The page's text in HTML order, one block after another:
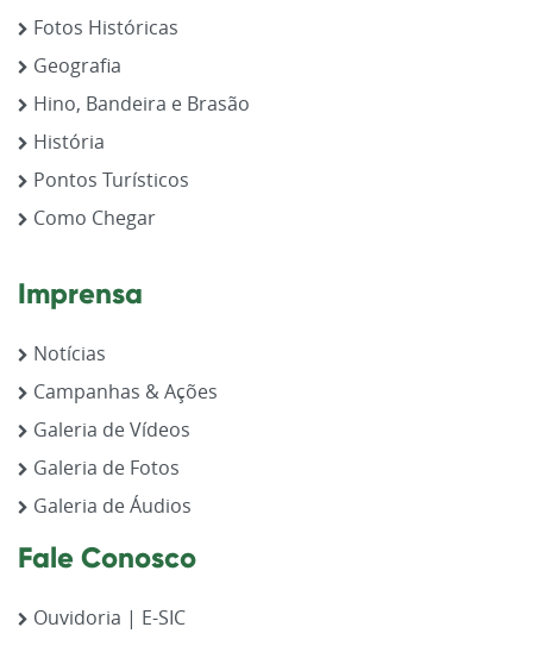
Fotos Históricas
Geografia
Hino, Bandeira e Brasão
História
Pontos Turísticos
Como Chegar
Imprensa
Notícias
Campanhas & Ações
Galeria de Vídeos
Galeria de Fotos
Galeria de Áudios
Fale Conosco
Ouvidoria | E-SIC